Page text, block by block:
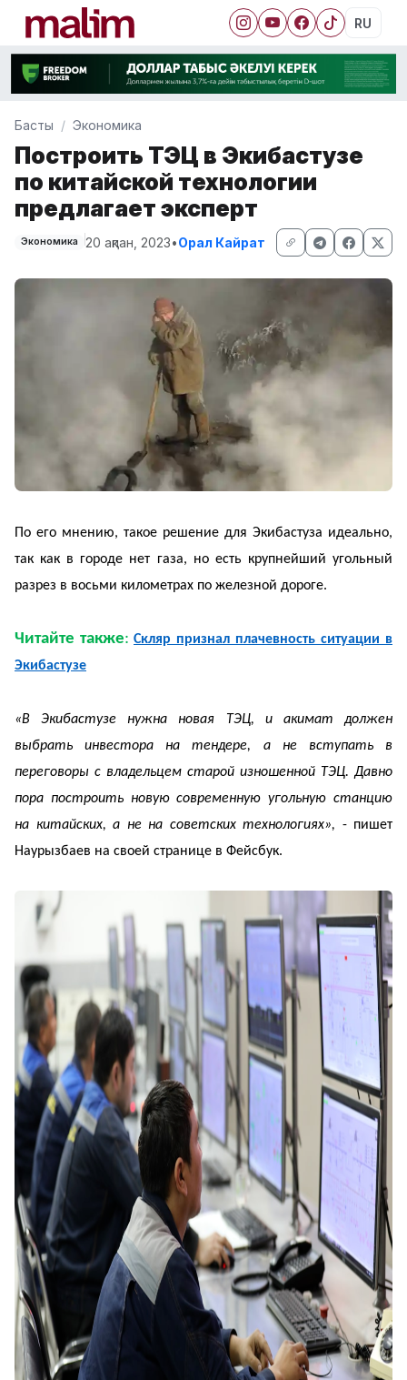
RU
Басты Экономика
Построить ТЭЦ в Экибастузе
по китайской технологии
предлагает эксперт
Экономика 20 ақпан, 2023•Орал Кайрат
По его мнению, такое решение для Экибастуза идеально,
так как в городе нет газа, но есть крупнейший угольный
разрез в восьми километрах по железной дороге.
Читайте также: Скляр признал плачевность ситуации в
Экибастузе
«В Экибастузе нужна новая ТЭЦ, и акимат должен
выбрать инвестора на тендере, а не вступать в
переговоры с владельцем старой изношенной ТЭЦ. Давно
пора построить новую современную угольную станцию
на китайских, а не на советских технологиях», - пишет
Наурызбаев на своей странице в Фейсбук.